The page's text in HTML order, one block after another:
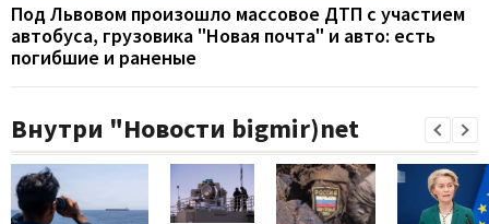
Под Львовом произошло массовое ДТП с участием
автобуса, грузовика "Новая почта" и авто: есть
погибшие и раненые
Внутри "Новости bigmir)net